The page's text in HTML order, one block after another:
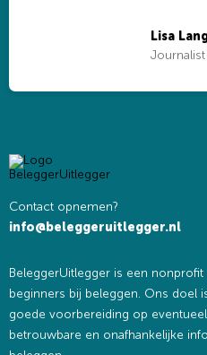
Lisa
Contact opnemen?
info@beleggeruitlegger.nl
BeleggerUitlegger is een
beginners bij beleggen. Ons doel
goede voorbereiding op
betrouwbare en onafhankelijke